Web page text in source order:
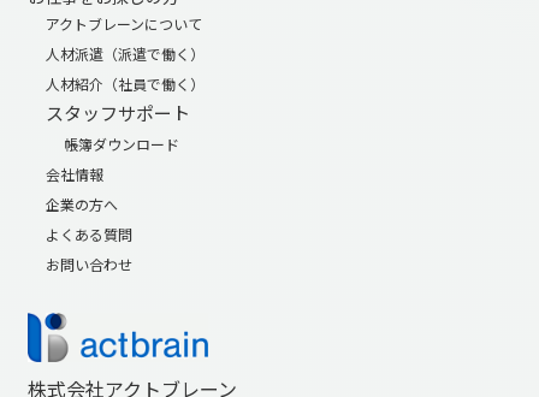
アクトブレーンについて
人材派遣（派遣で働く）
人材紹介（社員で働く）
スタッフサポート
帳簿ダウンロード
会社情報
企業の方へ
よくある質問
お問い合わせ
株式会社アクトブレーン